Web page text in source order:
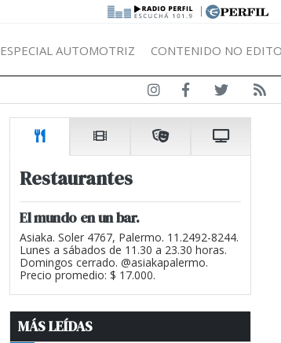
|
ESPECIAL AUTOMOTRIZ CONTENIDO NO
Restaurantes
El mundo en un bar.
Asiaka. Soler 4767, Palermo. 11.2492-8244.
Lunes a sábados de 11.30 a 23.30 horas.
Domingos cerrado. @asiakapalermo.
Precio promedio: $ 17.000.
MÁS LEÍDAS